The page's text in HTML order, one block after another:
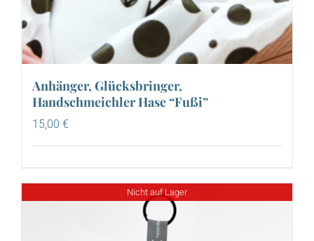
Anhänger, Glücksbringer,
Handschmeichler Hase “Fußi”
15,00 €
Nicht auf Lager